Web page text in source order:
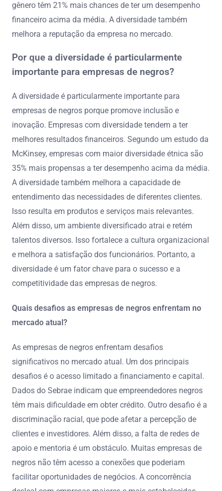
gênero têm 21% mais chances de ter um desempenho
financeiro acima da média. A diversidade também
melhora a reputação da empresa no mercado.
Por que a diversidade é particularmente
importante para empresas de negros?
A diversidade é particularmente importante para
empresas de negros porque promove inclusão e
inovação. Empresas com diversidade tendem a ter
melhores resultados financeiros. Segundo um estudo da
McKinsey, empresas com maior diversidade étnica são
35% mais propensas a ter desempenho acima da média.
A diversidade também melhora a capacidade de
entendimento das necessidades de diferentes clientes.
Isso resulta em produtos e serviços mais relevantes.
Além disso, um ambiente diversificado atrai e retém
talentos diversos. Isso fortalece a cultura organizacional
e melhora a satisfação dos funcionários. Portanto, a
diversidade é um fator chave para o sucesso e a
competitividade das empresas de negros.
Quais desafios as empresas de negros enfrentam no
mercado atual?
As empresas de negros enfrentam desafios
significativos no mercado atual. Um dos principais
desafios é o acesso limitado a financiamento e capital.
Dados do Sebrae indicam que empreendedores negros
têm mais dificuldade em obter crédito. Outro desafio é a
discriminação racial, que pode afetar a percepção de
clientes e investidores. Além disso, a falta de redes de
apoio e mentoria é um obstáculo. Muitas empresas de
negros não têm acesso a conexões que poderiam
facilitar oportunidades de negócios. A concorrência